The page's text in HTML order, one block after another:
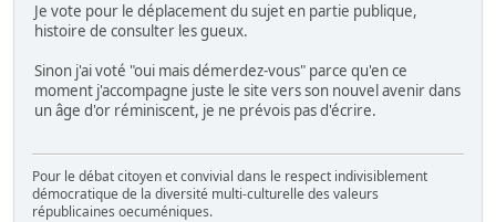
Je vote pour le déplacement du sujet en partie publique,
histoire de consulter les gueux.
Sinon j'ai voté "oui mais démerdez-vous" parce qu'en ce
moment j'accompagne juste le site vers son nouvel avenir dans
un âge d'or réminiscent, je ne prévois pas d'écrire.
Pour le débat citoyen et convivial dans le respect indivisiblement
démocratique de la diversité multi-culturelle des valeurs
républicaines oecuméniques.